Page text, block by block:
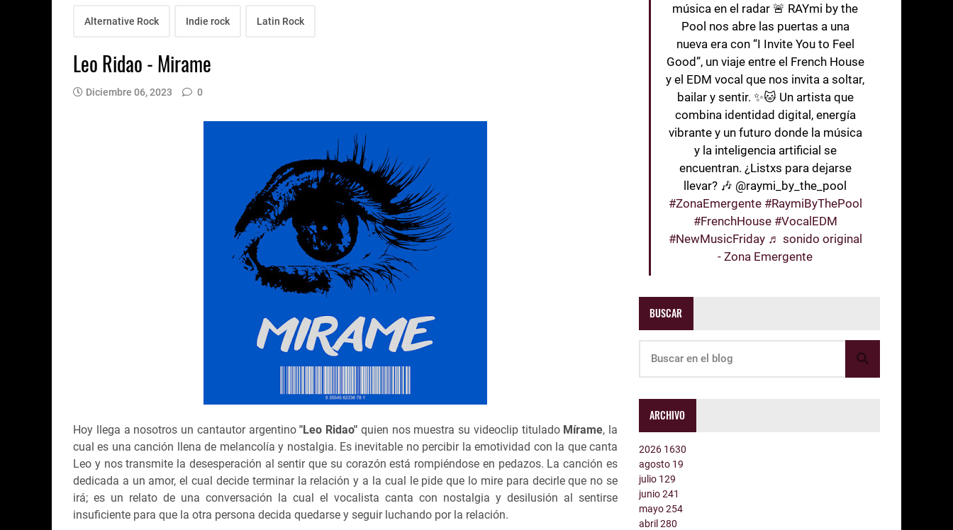
Alternative Rock Indie rock Latin Rock
Leo Ridao - Mirame
Diciembre 06, 2023 0
Hoy llega a nosotros un cantautor argentino"Leo Ridao" quien nos muestra su videoclip titulado Mírame, la
cual es una canción llena de melancolía y nostalgia. Es inevitable no percibir la emotividad con la que canta
Leo y nos transmite la desesperación al sentir que su corazón está rompiéndose en pedazos. La canción es
dedicada a un amor, el cual decide terminar la relación y a la cual le pide que lo mire para decirle que no se
irá; es un relato de una conversación la cual el vocalista canta con nostalgia y desilusión al sentirse
insuficiente para que la otra persona decida quedarse y seguir luchando por la relación.
música en el radar 🚨 RAYmi by the
Pool nos abre las puertas a una
nueva era con “I Invite You to Feel
Good”, un viaje entre el French House
y el EDM vocal que nos invita a soltar,
bailar y sentir. ✨🐱 Un artista que
combina identidad digital, energía
vibrante y un futuro donde la música
y la inteligencia artificial se
encuentran. ¿Listxs para dejarse
llevar? 🎶 @raymi_by_the_pool
#ZonaEmergente #RaymiByThePool
#FrenchHouse #VocalEDM
#NewMusicFriday ♬ sonido original
- Zona Emergente
BUSCAR
ARCHIVO
2026 1630
agosto 19
julio 129
junio241
mayo254
abril280